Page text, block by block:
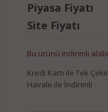
Piyasa Fiyatı
Site Fiyatı
Bu ürünü indirimli
Kredi Kartı ile Tek
Havale ile İndirimli